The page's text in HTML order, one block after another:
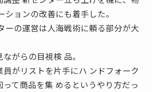
ションの改善にも着手した。
ーの運営は人海戦術に頼る部分が大
がらの目視検 品。
員がリストを片手にハ ンドフォーク
て商品を集 めるというやり方だっ